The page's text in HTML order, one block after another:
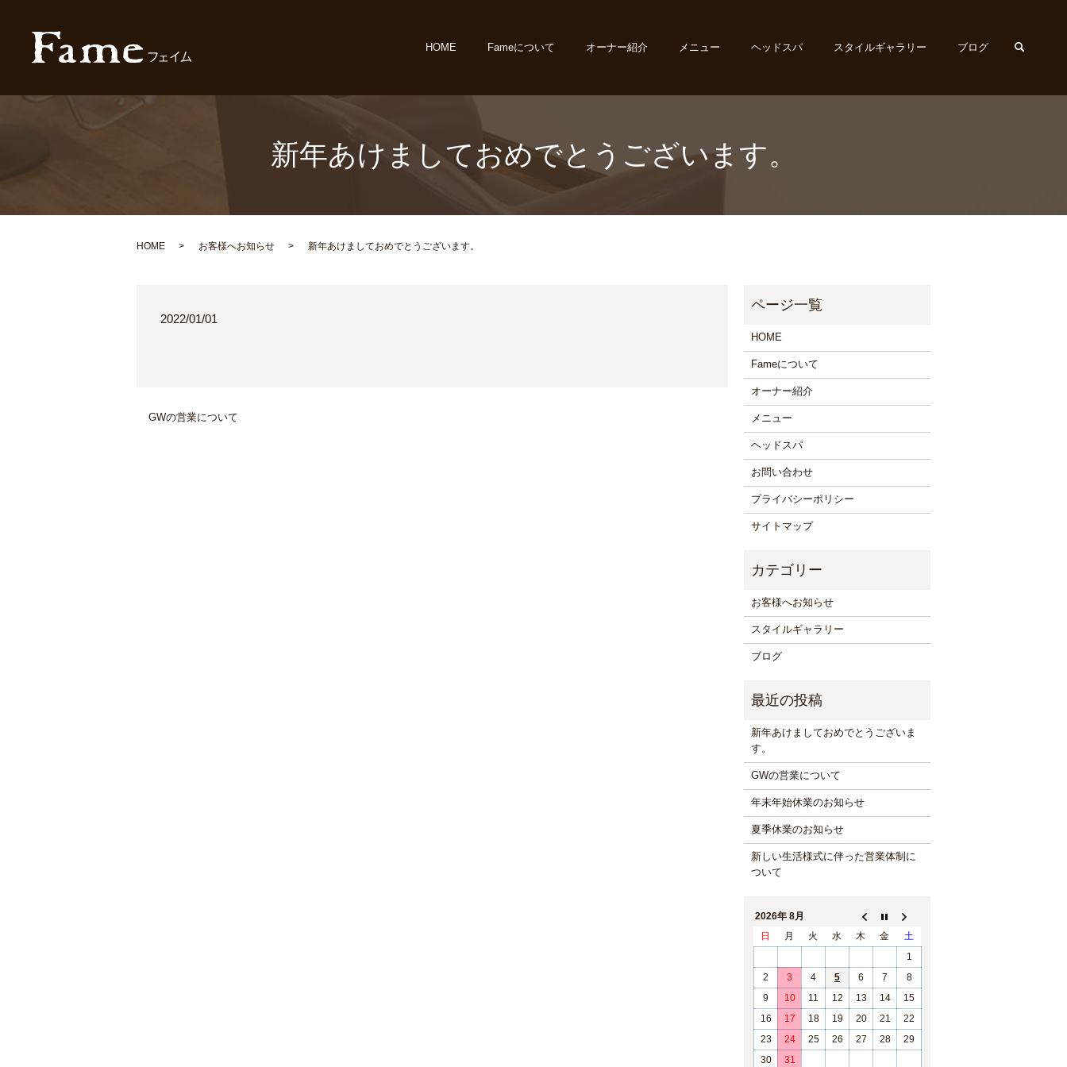
HOME Fameについて オーナー紹介 メニュー ヘッドスパ スタイルギャラリー ブログ search
新年あけましておめでとうございます。
HOME お客様へお知らせ 新年あけましておめでとうございます。
2022/01/01
GWの営業について
HOME
Fameについて
オーナー紹介
メニュー
ヘッドスパ
お問い合わせ
プライバシーポリシー
サイトマップ
お客様へお知らせ
スタイルギャラリー
ブログ
新年あけましておめでとうございま
す。
GWの営業について
年末年始休業のお知らせ
夏季休業のお知らせ
新しい生活様式に伴った営業体制に
ついて
2026年 8月
日
月 火 水 木 金
土
1
2
3 4 5 6 7
8
9
10 11 12 13 14
15
16
17 18 19 20 21
22
23
24 25 26 27 28
29
30
31